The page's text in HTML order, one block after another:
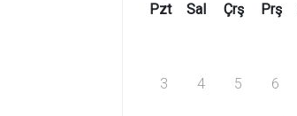
Pzt
Sal Çrş Prş
3 4 5 6